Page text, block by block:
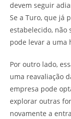
devem seguir
Se a Turo, que já
estabelecido, não
pode levar a uma
Por outro lado,
uma reavaliação
empresa pode
explorar outras
novamente a